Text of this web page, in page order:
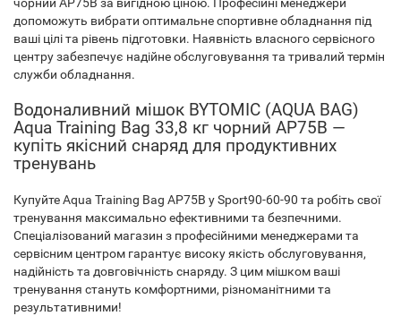
чорний AP75B за вигідною ціною. Професійні менеджери
допоможуть вибрати оптимальне спортивне обладнання під
ваші цілі та рівень підготовки. Наявність власного сервісного
центру забезпечує надійне обслуговування та тривалий термін
служби обладнання.
Водоналивний мішок BYTOMIC (AQUA BAG)
Aqua Training Bag 33,8 кг чорний AP75B —
купіть якісний снаряд для продуктивних
тренувань
Купуйте Aqua Training Bag AP75B у Sport90-60-90 та робіть свої
тренування максимально ефективними та безпечними.
Спеціалізований магазин з професійними менеджерами та
сервісним центром гарантує високу якість обслуговування,
надійність та довговічність снаряду. З цим мішком ваші
тренування стануть комфортними, різноманітними та
результативними!